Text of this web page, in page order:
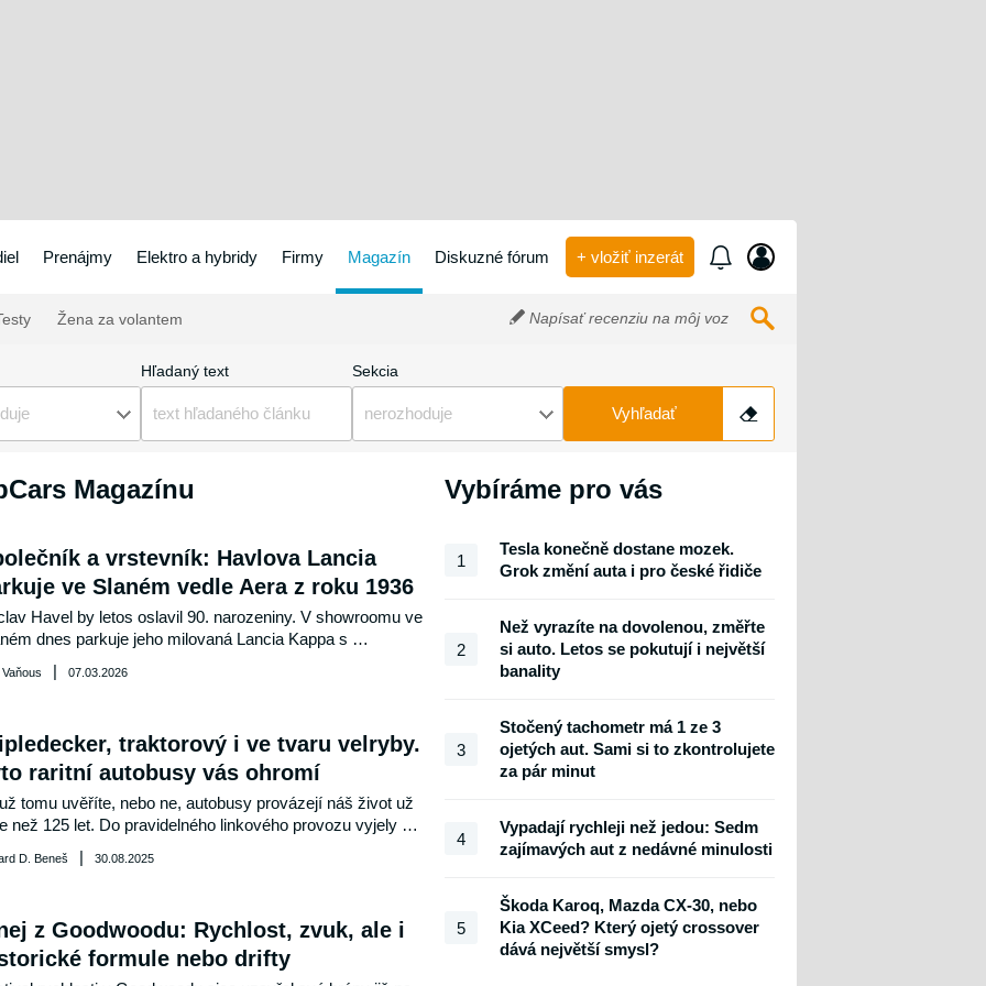
Prenájmy Elektro a hybridy Firmy Magazín Diskuzné fórum + vložiť inzerát
Žena za volantem Napísať recenziu na môj voz
Hľadaný text Sekcia
nerozhoduje Vyhľadať
Magazínu
a vrstevník: Havlova Lancia
ve Slaném vedle Aera z roku 1936
Havel by letos oslavil 90. narozeniny. V showroomu ve
dnes parkuje jeho milovaná Lancia Kappa s
šrámy a vedle ní třeba vzácné Aero 30 z roku
narození, tedy 1936. Zjišťovali jsme příběh této luxusní
Ladislav Brindzej.
| 07.03.2026
traktorový i ve tvaru velryby.
raritní autobusy vás ohromí
tomu uvěříte, nebo ne, autobusy provázejí náš život už
než 125 let. Do pravidelného linkového provozu vyjely
v roce 1899, přičemž ten úplně první sestrojil Karl
už o čtyři roky dříve. Během let vznikly stovky značek a
D. Beneš | 30.08.2025
z Goodwoodu: Rychlost, zvuk, ale i
formule nebo drifty
Vybíráme pro vás
1
Tesla konečně dostane mozek.
Grok změní auta i pro české řidiče
2
Než vyrazíte na dovolenou, změřte
si auto. Letos se pokutují i největší
banality
3
Stočený tachometr má 1 ze 3
ojetých aut. Sami si to zkontrolujete
za pár minut
4
Vypadají rychleji než jedou: Sedm
zajímavých aut z nedávné minulosti
5
Škoda Karoq, Mazda CX-30, nebo
Kia XCeed? Který ojetý crossover
dává největší smysl?